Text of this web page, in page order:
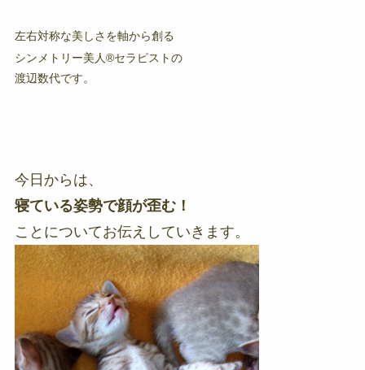
左右対称な美しさを軸から創る
シンメトリー美人®セラピストの
渡辺数代です。
今日からは、
寝ている姿勢で顔が歪む！
ことについてお伝えしていきます。